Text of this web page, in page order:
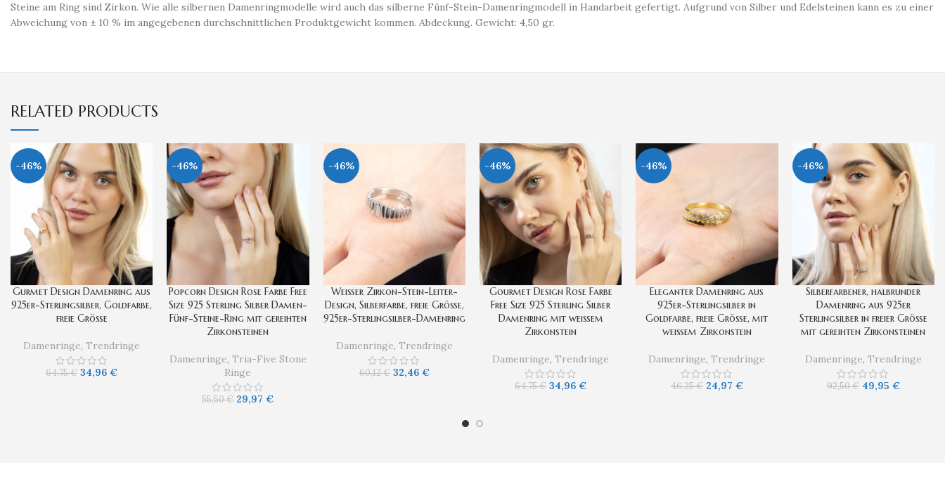
Steine ​​am Ring sind Zirkon. Wie alle silbernen Damenringmodelle wird auch das silberne Fünf-Stein-Damenringmodell in Handarbeit gefertigt. Aufgrund von Silber und Edelsteinen kann es zu einer
Abweichung von ± 10 % im angegebenen durchschnittlichen Produktgewicht kommen. Abdeckung. Gewicht: 4,50 gr.
RELATED PRODUCTS
-46%
Gurmet Design Damenring aus
925er-Sterlingsilber, Goldfarbe,
freie Größe
Damenringe,Trendringe
64,75€ 34,96€
-46%
Popcorn Design Rose Farbe Free
Size 925 Sterling Silber Damen-
Fünf-Steine-Ring mit gereihten
Zirkonsteinen
Damenringe, Tria-Five Stone
Ringe
55,50€ 29,97€
-46%
Weißer Zirkon-Stein-Leiter-
Design, Silberfarbe, freie Größe,
925er-Sterlingsilber-Damenring
Damenringe, Trendringe
60,12€ 32,46 €
-46%
Gourmet Design Rose Farbe
Free Size 925 Sterling Silber
Damenring mit weißem
Zirkonstein
Damenringe,Trendringe
64,75€ 34,96€
-46%
Eleganter Damenring aus
925er-Sterlingsilber in
Goldfarbe, freie Größe, mit
weißem Zirkonstein
Damenringe,Trendringe
46,25€ 24,97 €
-46%
Silberfarbener, halbrunder
Damenring aus 925er
Sterlingsilber in freier Größe
mit gereihten Zirkonsteinen
Damenringe, Trendringe
92,50€ 49,95 €